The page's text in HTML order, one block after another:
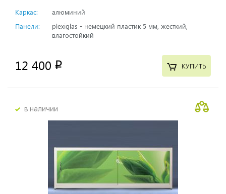
Каркас:
алюминий
Панели:
plexiglas - немецкий пластик 5 мм, жесткий,
влагостойкий
12 400 p КУПИТЬ
в наличии